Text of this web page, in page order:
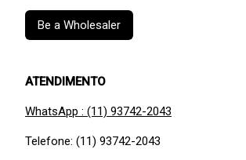
Be a Wholesaler
ATENDIMENTO
WhatsApp : (11) 93742-2043
Telefone: (11) 93742-2043